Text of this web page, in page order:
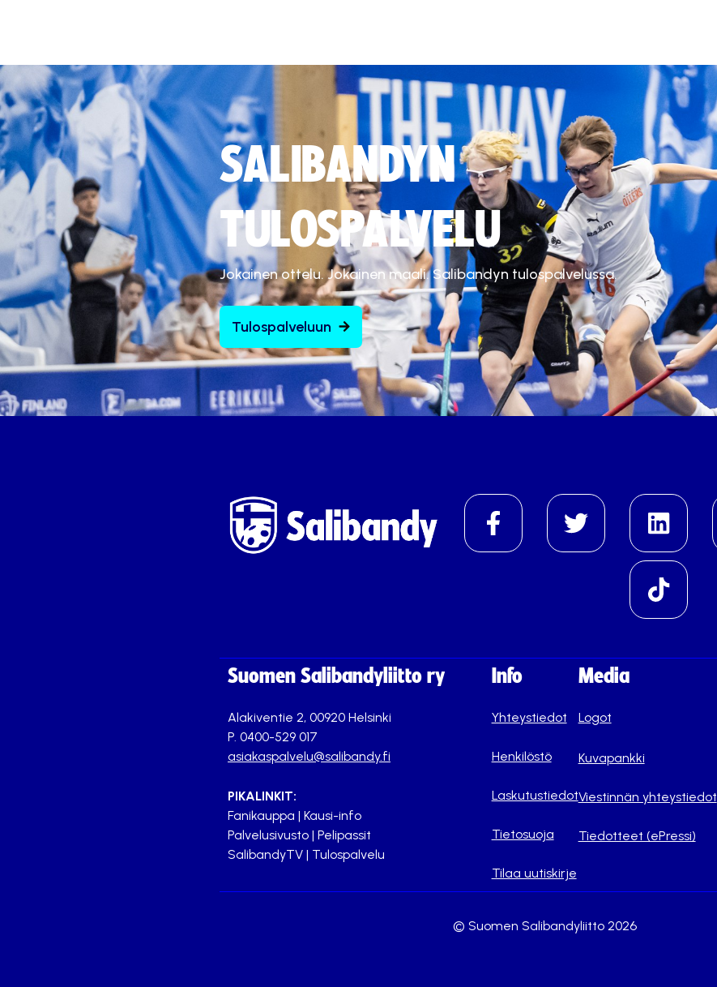
SALIBANDYN
TULOSPALVELU
Jokainen ottelu. Jokainen maali. Salibandyn tulospalvelussa.
Tulospalveluun
Suomen Salibandyliitto ry
Alakiventie 2, 00920 Helsinki
P. 0400-529 017
asiakaspalvelu@salibandy.fi
PIKALINKIT:
Fanikauppa | Kausi-info
Palvelusivusto | Pelipassit
SalibandyTV | Tulospalvelu
Info
Yhteystiedot
Henkilöstö
Laskutustiedot
Tietosuoja
Tilaa uutiskirje
Media
Logot
Kuvapankki
Viestinnän yhteystiedot
Tiedotteet (ePressi)
© Suomen Salibandyliitto 2026